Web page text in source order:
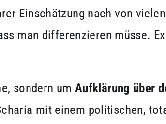
Einschätzung nach von
man differenzieren müsse.
sondern um Aufklärung über
mit einem politischen,